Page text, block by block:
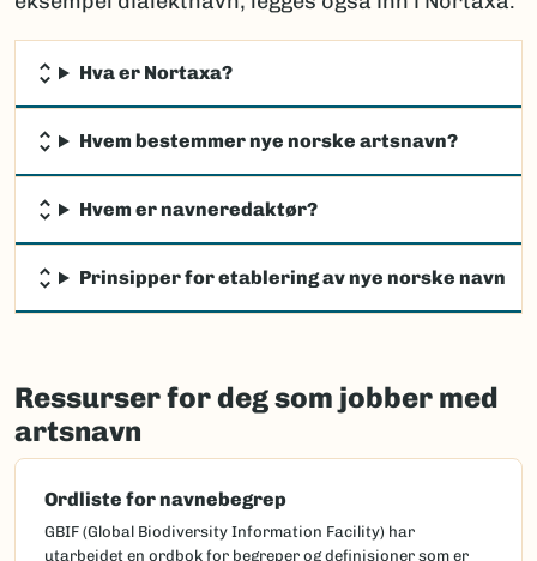
Hva er Nortaxa?
Hvem bestemmer nye norske artsnavn?
Hvem er navneredaktør?
Prinsipper for etablering av nye norske navn
Ressurser for deg som jobber med
artsnavn
Ordliste for navnebegrep
GBIF (Global Biodiversity Information Facility) har
utarbeidet en ordbok for begreper og definisjoner som er